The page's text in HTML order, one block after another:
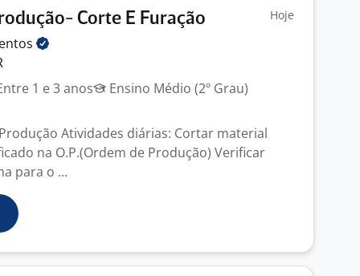
Corte E Furação Hoje
1 e 3 anos
Ensino Médio (2º Grau)
Atividades diárias: Cortar material
na O.P.(Ordem de Produção) Verificar
para o ...